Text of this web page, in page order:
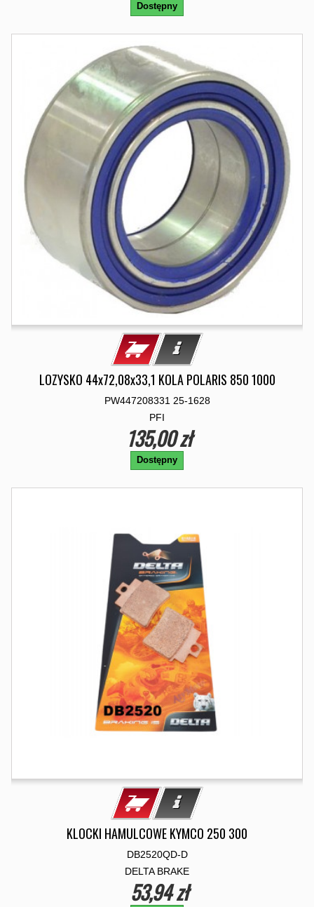
Dostępny
LOZYSKO 44x72,08x33,1 KOLA POLARIS 850 1000
PW447208331 25-1628
PFI
135,00 zł
Dostępny
KLOCKI HAMULCOWE KYMCO 250 300
DB2520QD-D
DELTA BRAKE
53,94 zł